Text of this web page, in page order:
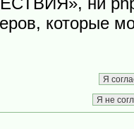
которые